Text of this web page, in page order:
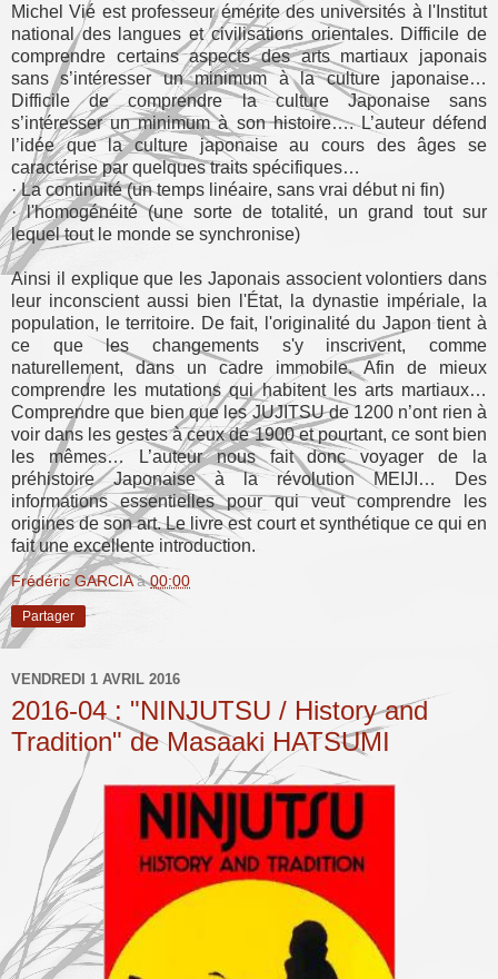
Michel Vié est professeur émérite des universités à l'Institut
national des langues et civilisations orientales. Difficile de
comprendre certains aspects des arts martiaux japonais
sans s’intéresser un minimum à la culture japonaise…
Difficile de comprendre la culture Japonaise sans
s’intéresser un minimum à son histoire…. L’auteur défend
l’idée que la culture japonaise au cours des âges se
caractérise par quelques traits spécifiques…
· La continuité (un temps linéaire, sans vrai début ni fin)
· l'homogénéité (une sorte de totalité, un grand tout sur
lequel tout le monde se synchronise)
Ainsi il explique que les Japonais associent volontiers dans
leur inconscient aussi bien l'État, la dynastie impériale, la
population, le territoire. De fait, l'originalité du Japon tient à
ce que les changements s'y inscrivent, comme
naturellement, dans un cadre immobile. Afin de mieux
comprendre les mutations qui habitent les arts martiaux…
Comprendre que bien que les JUJITSU de 1200 n’ont rien à
voir dans les gestes à ceux de 1900 et pourtant, ce sont bien
les mêmes… L’auteur nous fait donc voyager de la
préhistoire Japonaise à la révolution MEIJI… Des
informations essentielles pour qui veut comprendre les
origines de son art. Le livre est court et synthétique ce qui en
fait une excellente introduction.
Frédéric GARCIA à00:00
Partager
VENDREDI 1 AVRIL 2016
2016-04 : "NINJUTSU / History and
Tradition" de Masaaki HATSUMI